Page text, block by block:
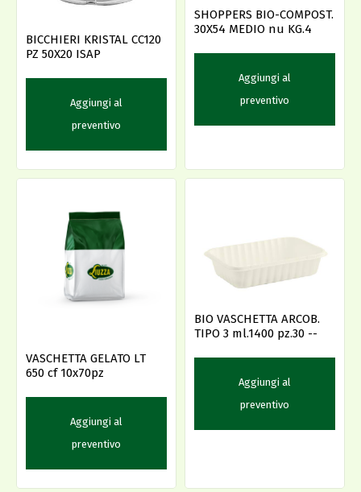
BICCHIERI KRISTAL CC120
PZ 50X20 ISAP
Aggiungi al
preventivo
SHOPPERS BIO-COMPOST.
30X54 MEDIO nu KG.4
Aggiungi al
preventivo
VASCHETTA GELATO LT
650 cf 10x70pz
Aggiungi al
preventivo
BIO VASCHETTA ARCOB.
TIPO 3 ml.1400 pz.30 --
Aggiungi al
preventivo